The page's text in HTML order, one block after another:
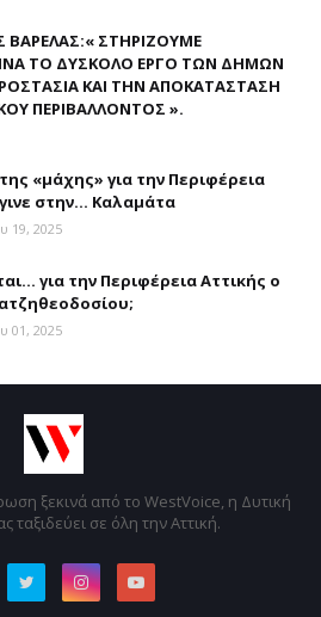
ΒΑΡΕΛΑΣ:« ΣΤΗΡΙΖΟΥΜΕ
ΤΟ ΔΥΣΚΟΛΟ ΕΡΓΟ ΤΩΝ ΔΗΜΩΝ
ΚΑΙ ΤΗΝ ΑΠΟΚΑΤΑΣΤΑΣΗ
ΠΕΡΙΒΑΛΛΟΝΤΟΣ ».
«μάχης» για την Περιφέρεια
στην... Καλαμάτα
19, 2025
για την Περιφέρεια Αττικής ο
01, 2025
ξεκινά από το WestVoice, η Δυτική
ταξιδεύει σε όλη την Αττική.